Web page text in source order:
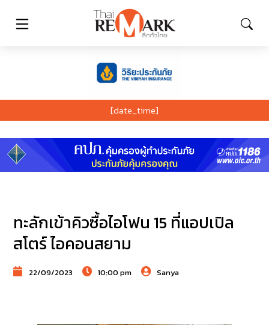
[date_time]
ทะลักเข้าคิวซื้อไอโฟน 15 ที่แอปเปิล
สโตร์ ไอคอนสยาม
22/09/2023 10:00 pm Sanya